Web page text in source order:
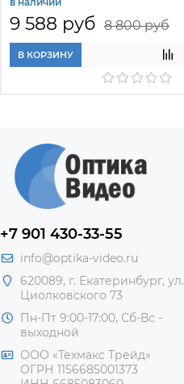
9 588 руб 8 800 руб
В КОРЗИНУ
+7 901 430-33-55
info@optika-video.ru
620089, г. Екатеринбург, ул.
Циолковского 73
Пн-Пт 9:00-17:00, Сб-Вс -
выходной
ООО «Техмакс Трейд»
ОГРН 1156685001373